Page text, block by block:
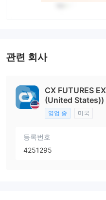
관련 회사
CX FUTURES
(United States))
영업 중 미국
등록번호
4251295